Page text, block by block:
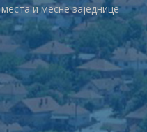
и месне заједнице